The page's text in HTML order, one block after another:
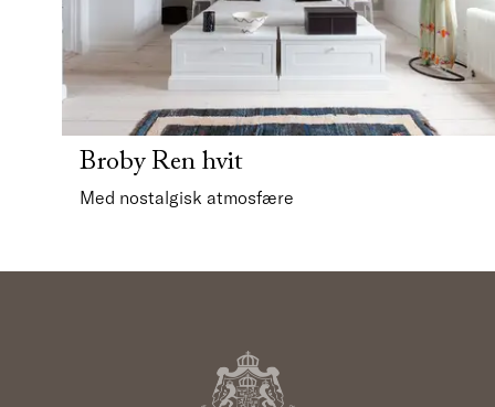
Broby Ren hvit
Med nostalgisk atmosfære